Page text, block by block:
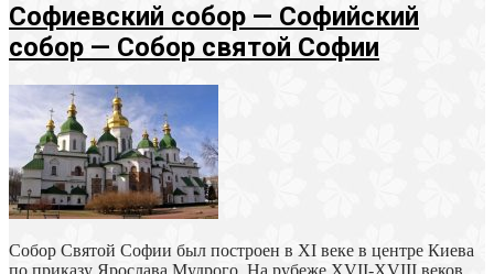
Софиевский собор — Софийский
собор — Собор святой Софии
Собор Святой Софии был построен в XI веке в центре Киева